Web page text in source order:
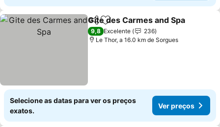
PartilharAdicionar aos favoritos
Gite des Carmes and Spa
9,8 Excelente
236
Le Thor, a 16.0 km de Sorgues
Selecione as datas para ver os preços
exatos.
Ver preços